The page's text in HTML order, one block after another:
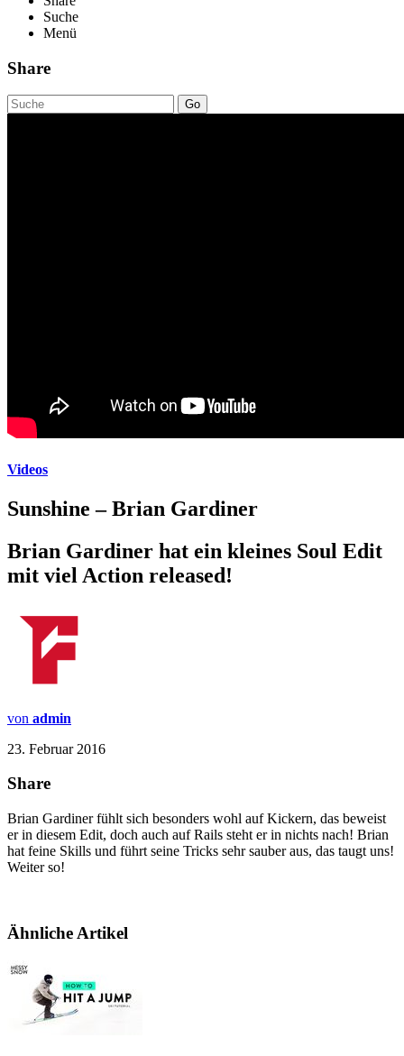
Suche
Menü
Share
Go
Videos
Sunshine – Brian Gardiner
Brian Gardiner hat ein kleines Soul Edit
mit viel Action released!
von admin
23. Februar 2016
Share
Brian Gardiner fühlt sich besonders wohl auf Kickern, das beweist
er in diesem Edit, doch auch auf Rails steht er in nichts nach! Brian
hat feine Skills und führt seine Tricks sehr sauber aus, das taugt uns!
Weiter so!
Ähnliche Artikel